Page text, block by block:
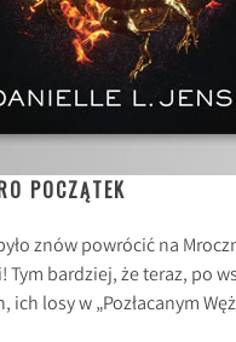
POCZĄTEK
znów powrócić na
Tym bardziej, że teraz, po
ich losy w „Pozłacanym